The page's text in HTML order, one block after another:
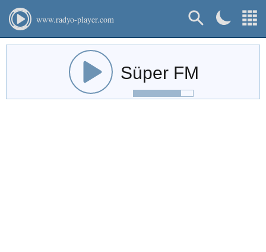
www.radyo-player.com
Süper FM